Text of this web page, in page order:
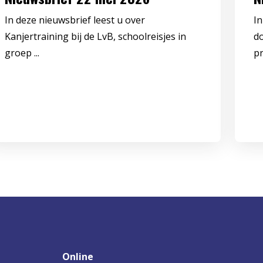
In deze nieuwsbrief leest u over
Kanjertraining bij de LvB, schoolreisjes in
groep ...
Online